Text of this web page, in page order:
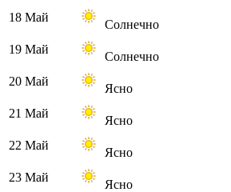
18 Май
Солнечно
19 Май
Солнечно
20 Май
Ясно
21 Май
Ясно
22 Май
Ясно
23 Май
Ясно